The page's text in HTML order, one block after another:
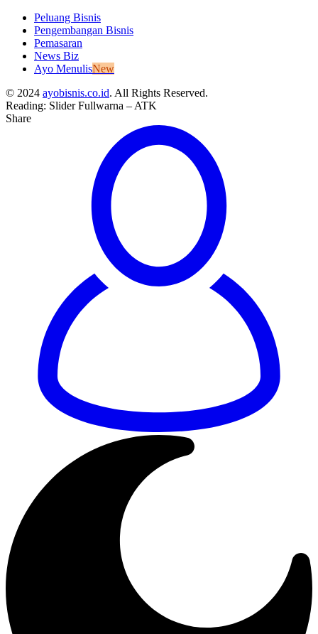
Peluang Bisnis
Pengembangan Bisnis
Pemasaran
News Biz
Ayo MenulisNew
© 2024 ayobisnis.co.id. All Rights Reserved.
Reading: Slider Fullwarna – ATK
Share